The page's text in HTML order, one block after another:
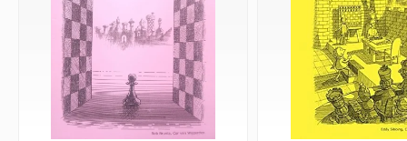
Tabla De Demonstratie
Caiete Partida
Carti De Sah